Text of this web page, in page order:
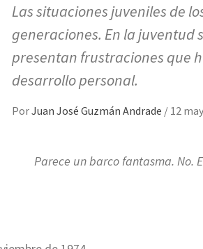
Las situaciones juveniles de
generaciones. En la juventud
presentan frustraciones que
desarrollo personal.
PorJuan José Guzmán Andrade / 12
Parece un barco fantasma. No.